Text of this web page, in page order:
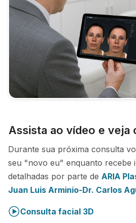
Assista ao vídeo e veja
Durante sua próxima consulta
seu "novo eu" enquanto recebe
detalhadas por parte de ARIA
Juan Luis Arminio-Dr. Carlos
Consulta facial 3D